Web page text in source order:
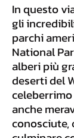
In questo
gli
parchi
National
alberi più
deserti del
celeberrimo
anche
conosciute,